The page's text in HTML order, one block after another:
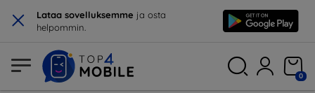
× Lataa sovelluksemme ja osta
helpommin.
0